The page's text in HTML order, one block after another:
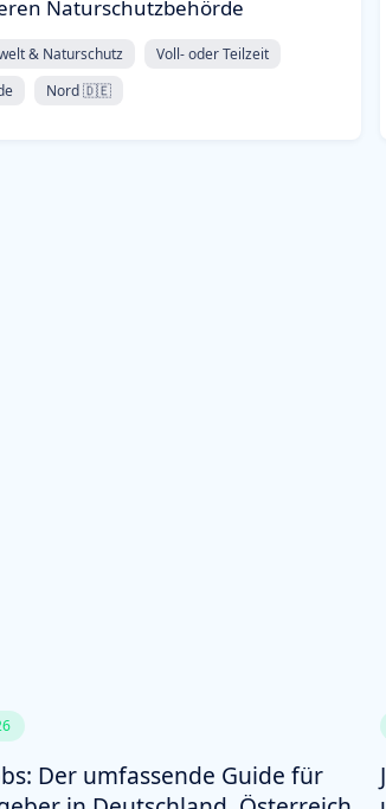
Naturschutzbehörde
& Naturschutz
Voll- oder Teilzeit
Nord 🇩🇪
Der umfassende Guide für